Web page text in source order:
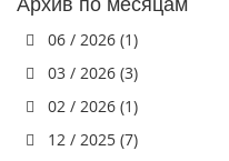
06 / 2026 (1)
03 / 2026 (3)
02 / 2026 (1)
12 / 2025 (7)